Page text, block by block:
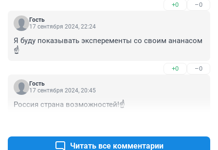
+0 –0
Гость
17 сентября 2024, 22:24
Я буду показывать эксперементы со своим ананасом
☝️
+0 –0
Гость
17 сентября 2024, 20:45
Россия страна возможностей!☝️
Читать все комментарии